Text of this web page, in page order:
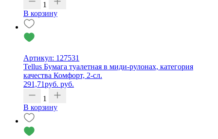
1
В корзину
Артикул: 127531
Tellus Бумага туалетная в миди-рулонах, категория
качества Комфорт, 2-сл.
291,71руб. руб.
1
В корзину